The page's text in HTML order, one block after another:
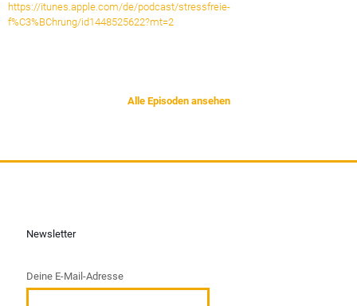
https://itunes.apple.com/de/podcast/stressfreie-
f%C3%BChrung/id1448525622?mt=2
Alle Episoden ansehen
Newsletter
Deine E-Mail-Adresse